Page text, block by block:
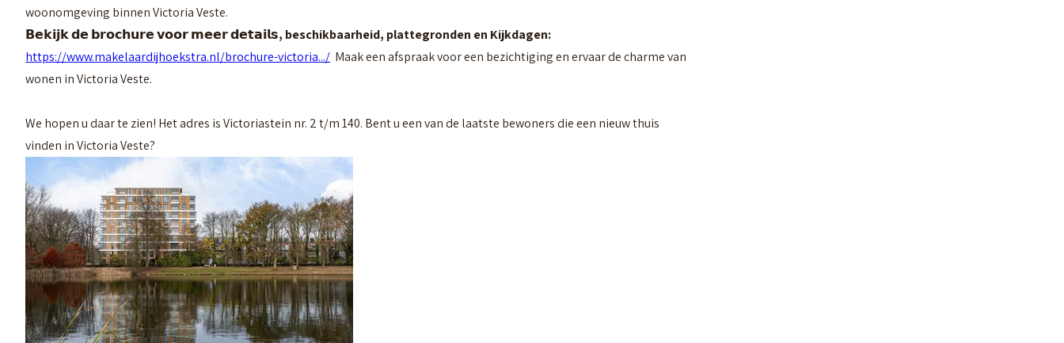
woonomgeving binnen Victoria Veste.
𝗕𝗲𝗸𝗶𝗷𝗸 𝗱𝗲 𝗯𝗿𝗼𝗰𝗵𝘂𝗿𝗲 𝘃𝗼𝗼𝗿 𝗺𝗲𝗲𝗿 𝗱𝗲𝘁𝗮𝗶𝗹𝘀, beschikbaarheid, plattegronden en Kijkdagen:
https://www.makelaardijhoekstra.nl/brochure-victoria.../ Maak een afspraak voor een bezichtiging enervaar de charme van
wonen in Victoria Veste.
We hopen u daar te zien! Het adres is Victoriastein nr. 2 t/m 140. Bent u een van de laatste bewoners die een nieuw thuis
vinden in Victoria Veste?